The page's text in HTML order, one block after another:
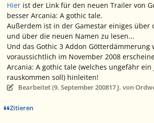
Hier ist der Link für den neuen Trailer von
besser Arcania: A gothic tale.
Außerdem ist in der Gamestar einiges über
und über die neuen Namen zu lesen...
Und das Gothic 3 Addon Götterdämmerung
voraussichtlich im November 2008
Arcania: A gothic tale (welches ungefähr
rauskommen soll) hinleiten!
Bearbeitet (9. September 200817 J. von
Zitieren